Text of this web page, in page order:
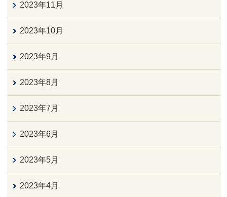
2023年11月
2023年10月
2023年9月
2023年8月
2023年7月
2023年6月
2023年5月
2023年4月